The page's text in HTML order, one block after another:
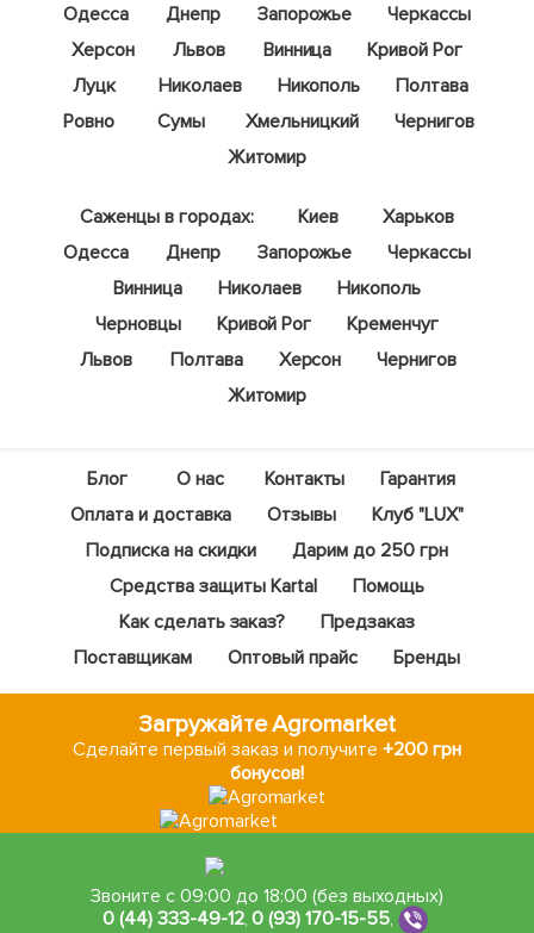
Одесса
Днепр Запорожье
Черкассы
Херсон
Львов Винница
Кривой Рог
Луцк
Николаев Никополь
Полтава
Ровно
Сумы Хмельницкий
Чернигов
Житомир
Саженцы в городах: Киев
Харьков
Одесса
Днепр Запорожье
Черкассы
Винница
Николаев
Никополь
Черновцы
Кривой Рог
Кременчуг
Львов
Полтава Херсон
Чернигов
Житомир
Блог О нас Контакты
Гарантия
Оплата и доставка
Отзывы
Клуб "LUX"
Подписка на скидки
Дарим до 250 грн
Средства защиты Kartal
Помощь
Как сделать заказ?
Предзаказ
Поставщикам
Оптовый прайс Бренды
Загружайте Agromarket
Сделайте первый заказ и получите +200 грн
бонусов!
Звоните с 09:00 до 18:00 (без выходных)
0 (44) 333-49-12,0 (93) 170-15-55,